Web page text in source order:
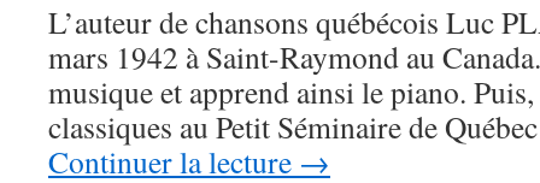
L’auteur de chansons québécois Luc
mars 1942 à Saint-Raymond au
musique et apprend ainsi le piano.
classiques au Petit Séminaire de
Continuer la lecture →